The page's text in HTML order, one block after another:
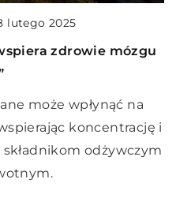
czerwca 2023
podczas sesji
kilka skutecznych
utrzymać spokój i
egzaminacyjnej na
lutego 2025
zdrowie mózgu
może wpłynąć na
koncentrację i
odżywczym
grudnia 2025
procesu
dostaw paczek
biznes e-
i